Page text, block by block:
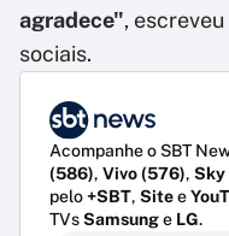
agradece",
sociais.
Acompanhe o SBT
(586), Vivo (576), Sky
pelo+SBT, Sitee
TVsSamsunge LG.